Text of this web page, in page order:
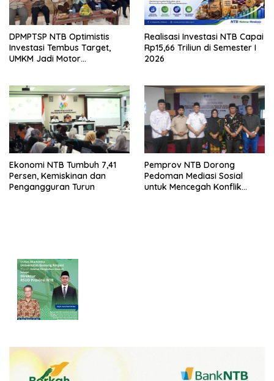
DPMPTSP NTB Optimistis
Investasi Tembus Target,
UMKM Jadi Motor
Realisasi Investasi NTB Capai
Rp15,66 Triliun di Semester I
2026
Ekonomi NTB Tumbuh 7,41
Persen, Kemiskinan dan
Pengangguran Turun
Pemprov NTB Dorong
Pedoman Mediasi Sosial
untuk Mencegah Konflik